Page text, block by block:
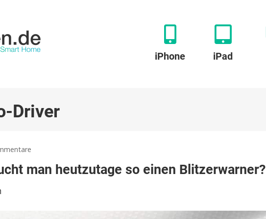
iPhone iPad
Driver
Co-
man heutzutage so einen Blitzerwarner?